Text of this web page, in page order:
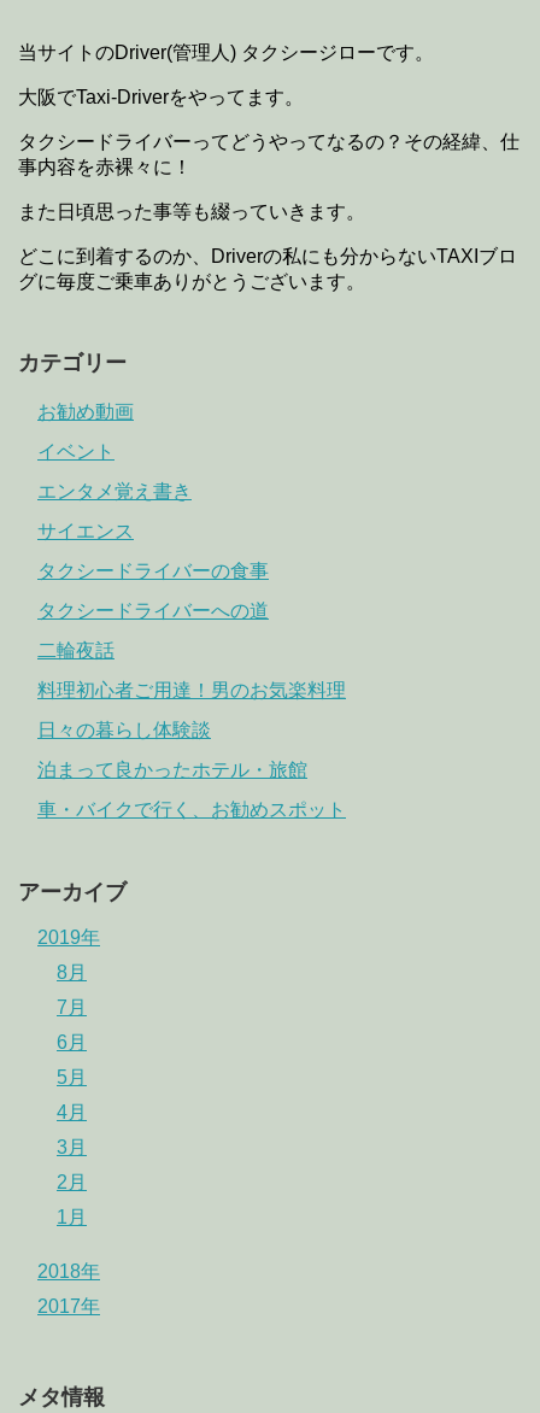
当サイトのDriver(管理人) タクシージローです。
大阪でTaxi-Driverをやってます。
タクシードライバーってどうやってなるの？その経緯、仕
事内容を赤裸々に！
また日頃思った事等も綴っていきます。
どこに到着するのか、Driverの私にも分からないTAXIブロ
グに毎度ご乗車ありがとうございます。
カテゴリー
お勧め動画
イベント
エンタメ覚え書き
サイエンス
タクシードライバーの食事
タクシードライバーへの道
二輪夜話
料理初心者ご用達！男のお気楽料理
日々の暮らし体験談
泊まって良かったホテル・旅館
車・バイクで行く、お勧めスポット
アーカイブ
2019年
8月
7月
6月
5月
4月
3月
2月
1月
2018年
2017年
メタ情報